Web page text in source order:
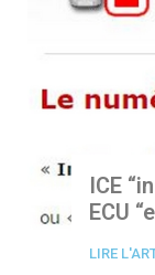
ICE
ECU
LIRE